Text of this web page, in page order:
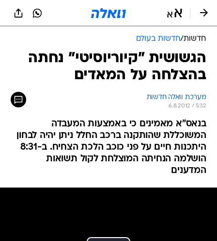
חדשות/חדשות בעולם
הגשושית "קיוריוסיטי" נחתה
בהצלחה על המאדים
מערכת וואלה חדשות
6.8.2012 / 5:32
בנאס"א מאמינים כי באמצעות המעבדה
המשוכללת שהותקנה ברכב החלל ניתן יהיה לבחון
היתכנות חיים על פני כוכב הלכת הצחיח. ב-8:31
הושלמה הנחיתה המוצלחת לקול תשואות
המדענים